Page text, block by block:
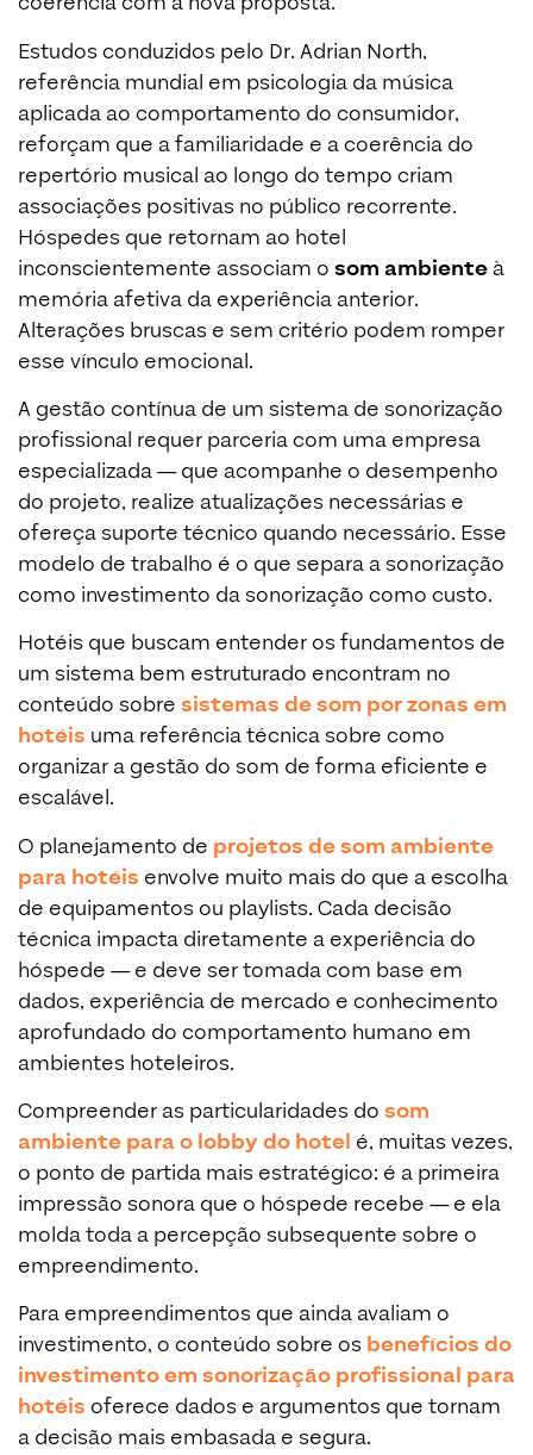
Estudos conduzidos pelo Dr. Adrian North,
referência mundial em psicologia da música
aplicada ao comportamento do consumidor,
reforçam que a familiaridade e a coerência do
repertório musical ao longo do tempo criam
associações positivas no público recorrente.
Hóspedes que retornam ao hotel
inconscientemente associam o som ambiente à
memória afetiva da experiência anterior.
Alterações bruscas e sem critério podem romper
esse vínculo emocional.
A gestão contínua de um sistema de sonorização
profissional requer parceria com uma empresa
especializada — que acompanhe o desempenho
do projeto, realize atualizações necessárias e
ofereça suporte técnico quando necessário. Esse
modelo de trabalho é o que separa a sonorização
como investimento da sonorização como custo.
Hotéis que buscam entender os fundamentos de
um sistema bem estruturado encontram no
conteúdo sobre sistemas de som por zonas em
hotéis uma referência técnica sobre como
organizar a gestão do som de forma eficiente e
escalável.
O planejamento de projetos de som ambiente
para hotéis envolve muito mais do que a escolha
de equipamentos ou playlists. Cada decisão
técnica impacta diretamente a experiência do
hóspede — e deve ser tomada com base em
dados, experiência de mercado e conhecimento
aprofundado do comportamento humano em
ambientes hoteleiros.
Compreender as particularidades do som
ambiente para o lobby do hotel é, muitas vezes,
o ponto de partida mais estratégico: é a primeira
impressão sonora que o hóspede recebe — e ela
molda toda a percepção subsequente sobre o
empreendimento.
Para empreendimentos que ainda avaliam o
investimento, o conteúdo sobre os benefícios do
investimento em sonorização profissional para
hotéis oferece dados e argumentos que tornam
a decisão mais embasada e segura.